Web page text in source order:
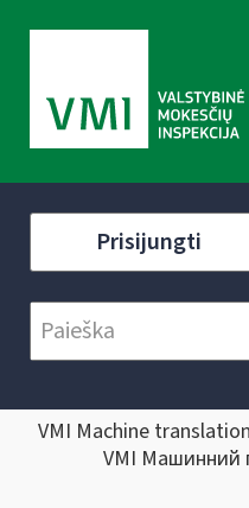
Prisijungti
VMI Machine
VMI Машинний